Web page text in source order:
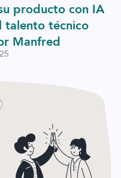
producto con IA
talento técnico
Manfred